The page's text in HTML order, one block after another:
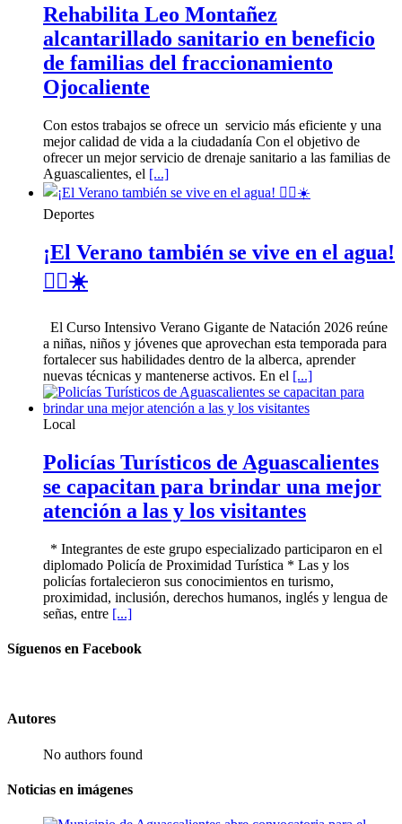
Rehabilita Leo Montañez
alcantarillado sanitario en beneficio
de familias del fraccionamiento
Ojocaliente
Con estos trabajos se ofrece un servicio más eficiente y una
mejor calidad de vida a la ciudadanía Con el objetivo de
ofrecer un mejor servicio de drenaje sanitario a las familias de
Aguascalientes, el [...]
Deportes
¡El Verano también se vive en el agua!
🏊‍♀️☀️
El Curso Intensivo Verano Gigante de Natación 2026 reúne
a niñas, niños y jóvenes que aprovechan esta temporada para
fortalecer sus habilidades dentro de la alberca, aprender
nuevas técnicas y mantenerse activos. En el [...]
Local
Policías Turísticos de Aguascalientes
se capacitan para brindar una mejor
atención a las y los visitantes
* Integrantes de este grupo especializado participaron en el
diplomado Policía de Proximidad Turística * Las y los
policías fortalecieron sus conocimientos en turismo,
proximidad, inclusión, derechos humanos, inglés y lengua de
señas, entre [...]
Síguenos en Facebook
Autores
No authors found
Noticias en imágenes